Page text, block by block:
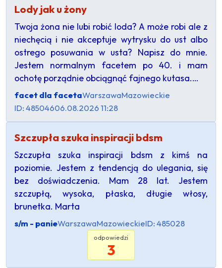
Lody jak u żony
Twoja żona nie lubi robić loda? A może robi ale z
niechęcią i nie akceptuje wytrysku do ust albo
ostrego posuwania w usta? Napisz do mnie.
Jestem normalnym facetem po 40. i mam
ochotę porządnie obciągnąć fajnego kutasa.…
facet dla facetaWarszawaMazowieckie
ID: 48504606.08.2026 11:28
Szczupła szuka inspiracji bdsm
Szczupła szuka inspiracji bdsm z kimś na
poziomie. Jestem z tendencją do ulegania, się
bez doświadczenia. Mam 28 lat. Jestem
szczupłą, wysoka, płaska, długie włosy,
brunetka. Marta
s/m - panieWarszawaMazowieckieID: 485028
odpowiedzi
3